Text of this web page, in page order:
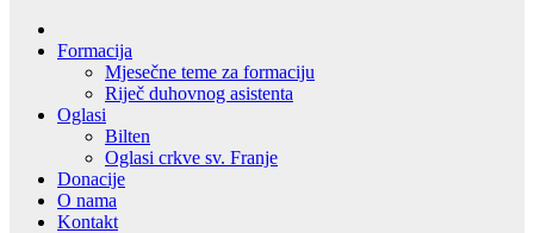
Formacija
Mjesečne teme za formaciju
Riječ duhovnog asistenta
Oglasi
Bilten
Oglasi crkve sv. Franje
Donacije
O nama
Kontakt